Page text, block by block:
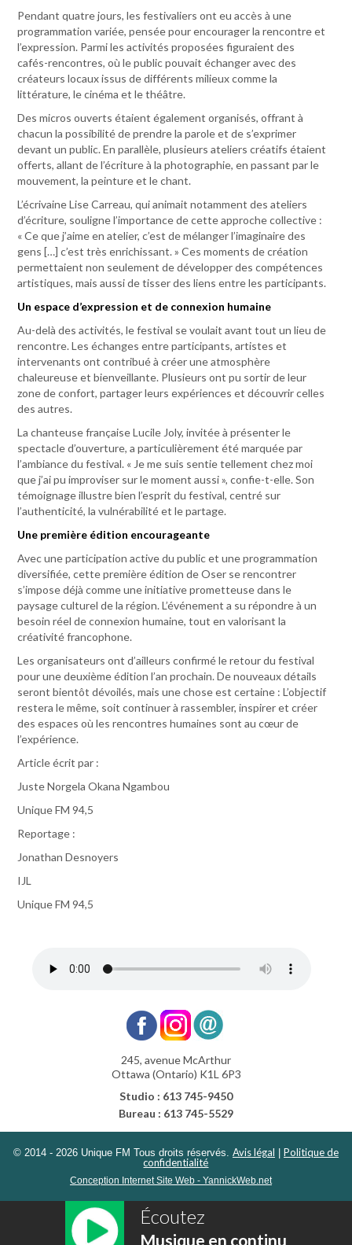
Pendant quatre jours, les festivaliers ont eu accès à une
programmation variée, pensée pour encourager la rencontre et
l’expression. Parmi les activités proposées figuraient des
cafés-rencontres, où le public pouvait échanger avec des
créateurs locaux issus de différents milieux comme la
littérature, le cinéma et le théâtre.
Des micros ouverts étaient également organisés, offrant à
chacun la possibilité de prendre la parole et de s’exprimer
devant un public. En parallèle, plusieurs ateliers créatifs étaient
offerts, allant de l’écriture à la photographie, en passant par le
mouvement, la peinture et le chant.
L’écrivaine Lise Carreau, qui animait notamment des ateliers
d’écriture, souligne l’importance de cette approche collective :
« Ce que j’aime en atelier, c’est de mélanger l’imaginaire des
gens […] c’est très enrichissant. » Ces moments de création
permettaient non seulement de développer des compétences
artistiques, mais aussi de tisser des liens entre les participants.
Un espace d’expression et de connexion humaine
Au-delà des activités, le festival se voulait avant tout un lieu de
rencontre. Les échanges entre participants, artistes et
intervenants ont contribué à créer une atmosphère
chaleureuse et bienveillante. Plusieurs ont pu sortir de leur
zone de confort, partager leurs expériences et découvrir celles
des autres.
La chanteuse française Lucile Joly, invitée à présenter le
spectacle d’ouverture, a particulièrement été marquée par
l’ambiance du festival. « Je me suis sentie tellement chez moi
que j’ai pu improviser sur le moment aussi », confie-t-elle. Son
témoignage illustre bien l’esprit du festival, centré sur
l’authenticité, la vulnérabilité et le partage.
Une première édition encourageante
Avec une participation active du public et une programmation
diversifiée, cette première édition de Oser se rencontrer
s’impose déjà comme une initiative prometteuse dans le
paysage culturel de la région. L’événement a su répondre à un
besoin réel de connexion humaine, tout en valorisant la
créativité francophone.
Les organisateurs ont d’ailleurs confirmé le retour du festival
pour une deuxième édition l’an prochain. De nouveaux détails
seront bientôt dévoilés, mais une chose est certaine : L’objectif
restera le même, soit continuer à rassembler, inspirer et créer
des espaces où les rencontres humaines sont au cœur de
l’expérience.
Article écrit par :
Juste Norgela Okana Ngambou
Unique FM 94,5
Reportage :
Jonathan Desnoyers
IJL
Unique FM 94,5
245, avenue McArthur
Ottawa (Ontario) K1L 6P3
Studio : 613 745-9450
Bureau : 613 745-5529
© 2014 - 2026 Unique FM Tous droits réservés. Avis légal
Politique de
confidentialité
Conception Internet Site Web - YannickWeb.net
Écoutez
Musique en continu